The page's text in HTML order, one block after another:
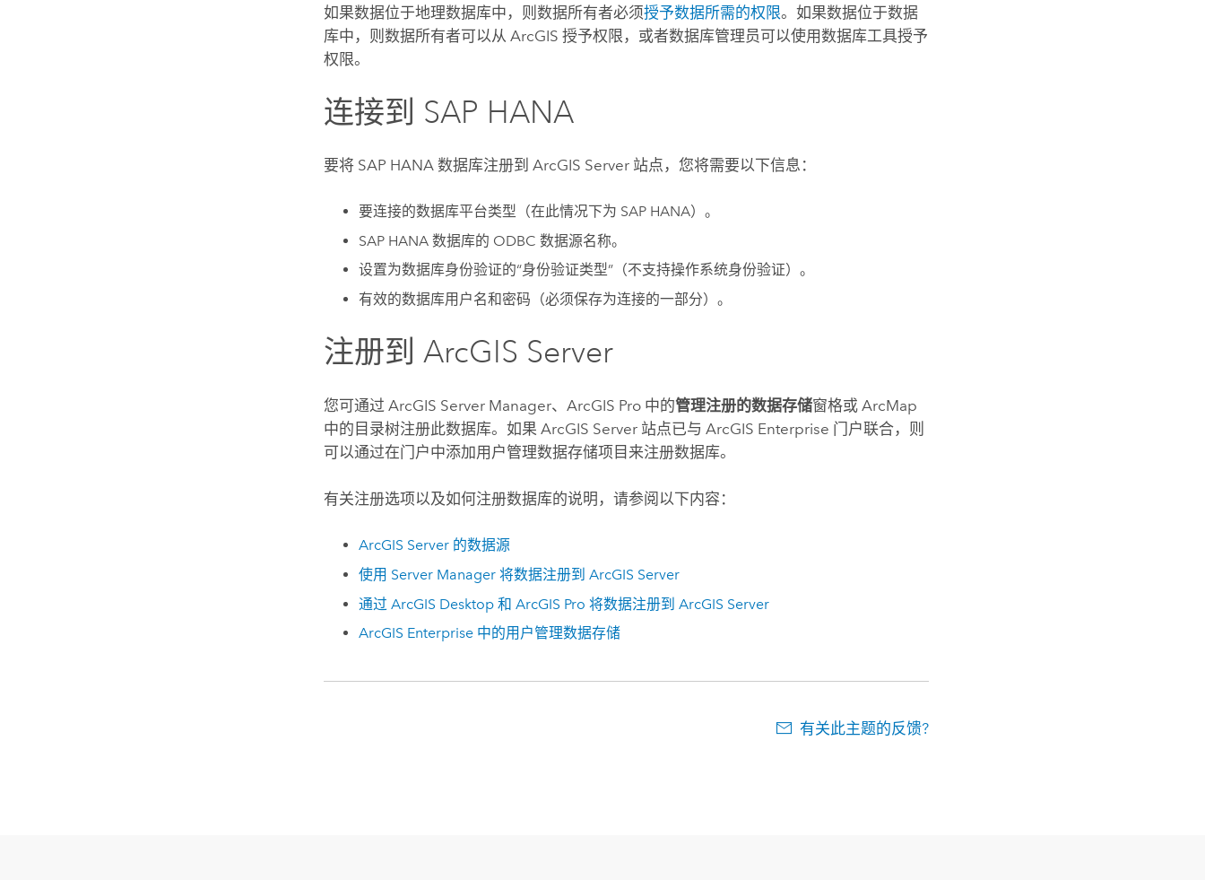
如果数据位于地理数据库中，则数据所有者必须授予数据所需的权限。如果数据位于数据
库中，则数据所有者可以从 ArcGIS 授予权限，或者数据库管理员可以使用数据库工具授予
权限。
连接到 SAP HANA
要将 SAP HANA 数据库注册到ArcGIS Server 站点，您将需要以下信息：
要连接的数据库平台类型（在此情况下为 SAP HANA）。
SAP HANA数据库的 ODBC 数据源名称。
设置为数据库身份验证的“身份验证类型”（不支持操作系统身份验证）。
有效的数据库用户名和密码（必须保存为连接的一部分）。
注册到ArcGIS Server
您可通过ArcGIS Server Manager、ArcGIS Pro 中的管理注册的数据存储窗格或ArcMap
中的目录树注册此数据库。如果ArcGIS Server 站点已与ArcGIS Enterprise 门户联合，则
可以通过在门户中添加用户管理数据存储项目来注册数据库。
有关注册选项以及如何注册数据库的说明，请参阅以下内容：
ArcGIS Server的数据源
使用 Server Manager将数据注册到 ArcGIS Server
通过 ArcGIS Desktop和 ArcGIS Pro 将数据注册到 ArcGIS Server
ArcGIS Enterprise中的用户管理数据存储
有关此主题的反馈?